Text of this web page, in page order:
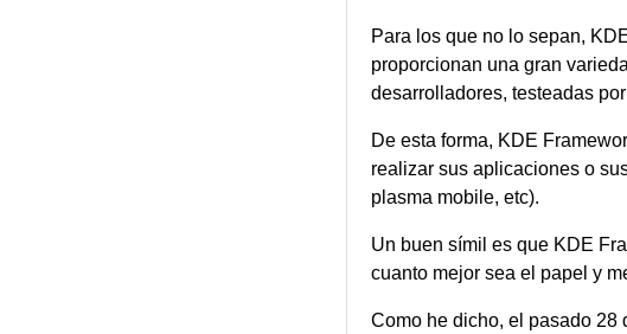
Para los que no lo sepan,
proporcionan una gran
desarrolladores, testeadas
De esta forma, KDE
realizar sus aplicaciones o
plasma mobile, etc).
Un buen símil es que KDE
cuanto mejor sea el papel y
Como he dicho, el pasado 28